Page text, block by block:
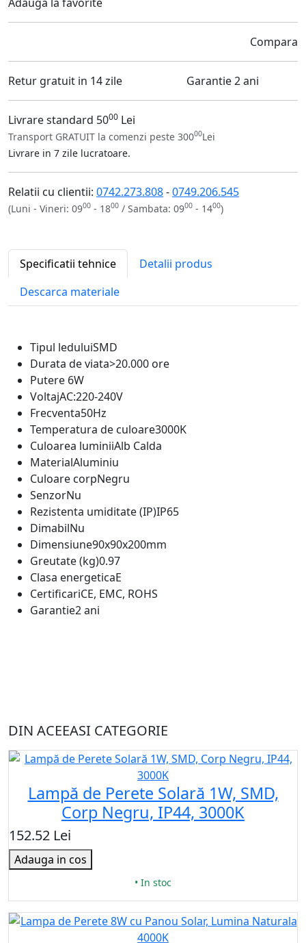
Compara
Retur gratuit in 14 zile Garantie 2 ani
Livrare standard 5000 Lei
Transport GRATUIT la comenzi peste 30000Lei
Livrare in 7 zile lucratoare.
Relatii cu clientii: 0742.273.808-0749.206.545
(Luni - Vineri: 0900 - 1800 / Sambata: 0900 - 1400)
Specificatii tehnice
Detalii produs
Descarca materiale
Tipul leduluiSMD
Durata de viata>20.000 ore
Putere 6W
VoltajAC:220-240V
Frecventa50Hz
Temperatura de culoare3000K
Culoarea luminiiAlb Calda
MaterialAluminiu
Culoare corpNegru
SenzorNu
Rezistenta umiditate (IP)IP65
DimabilNu
Dimensiune90x90x200mm
Greutate (kg)0.97
Clasa energeticaE
CertificariCE, EMC, ROHS
Garantie2 ani
DIN ACEEASI CATEGORIE
Lampă de Perete Solară 1W, SMD,
Corp Negru, IP44, 3000K
152.52 Lei
Adauga in cos
• In stoc